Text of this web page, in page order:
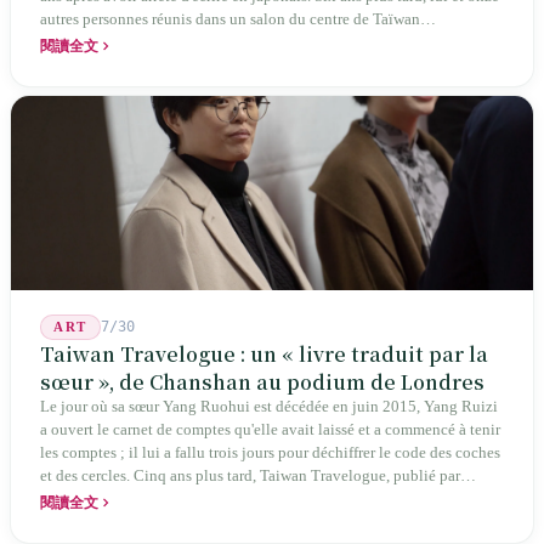
autres personnes réunis dans un salon du centre de Taïwan
transformaient cette expérience de mutisme générationnel en une
jusqu'aux manuels scolaires du collège.
閱讀全文
ART 7/30
Taiwan Travelogue : un « livre traduit par la
sœur », de Chanshan au podium de Londres
Le jour où sa sœur Yang Ruohui est décédée en juin 2015, Yang Ruizi
a ouvert le carnet de comptes qu'elle avait laissé et a commencé à tenir
les comptes ; il lui a fallu trois jours pour déchiffrer le code des coches
et des cercles. Cinq ans plus tard, Taiwan Travelogue, publié par
Chanshan, portait la mention « par Chihako Aoyama, traduit par Yang
閱讀全文